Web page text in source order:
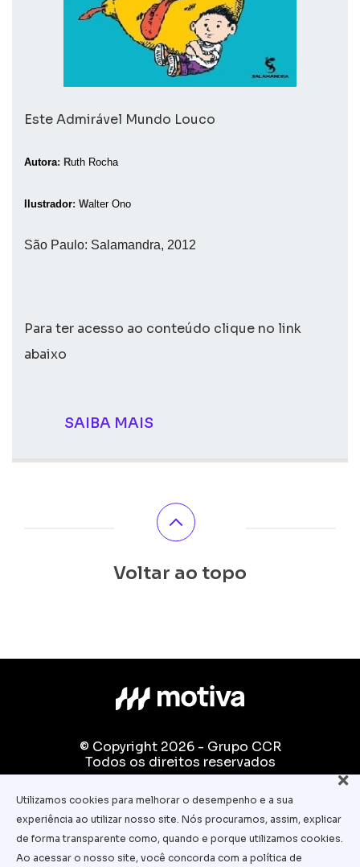
Este Admirável Mundo Louco
Autora: Ruth Rocha
Ilustrador: Walter Ono
São Paulo: Salamandra, 2012
Para ter acesso ao conteúdo clique no link
abaixo
SAIBA MAIS
Voltar ao topo
© Copyright 2026 - Grupo CCR
Todos os direitos reservados
Fale conosco:
equipe.pedagogica@motiva.com.br
Termos e Condições de Uso
Política de Privacidade
Utilizamos cookies para melhorar o desempenho e a sua
experiência ao utilizar nosso site. Nós procuramos, assim, explicar
de forma transparente como, quando e porque utilizamos cookies.
Ao acessar o nosso site, você concorda com a política de